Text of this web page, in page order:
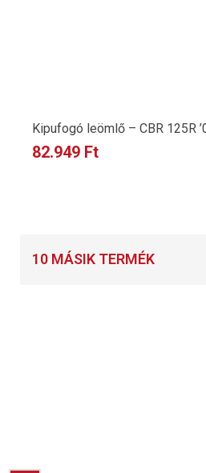
Kipufogó leömlő – CBR 125R
82.949 Ft
10 MÁSIK TERMÉK